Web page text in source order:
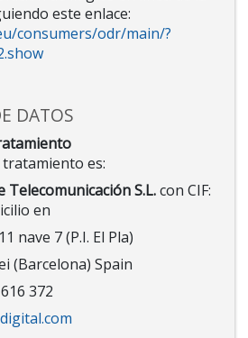
este enlace:
consumers/odr/main/?
DATOS
es:
Telecomunicación S.L.con CIF:
en
nave 7 (P.I. El Pla)
(Barcelona) Spain
372